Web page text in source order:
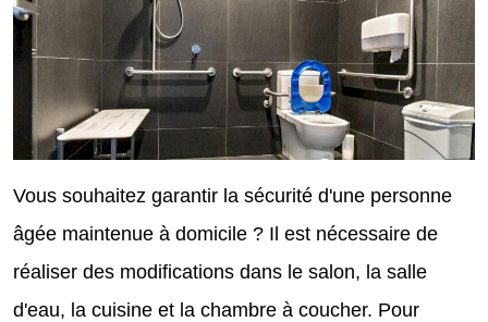
Vous souhaitez garantir la sécurité d'une personne
âgée maintenue à domicile ? Il est nécessaire de
réaliser des modifications dans le salon, la salle
d'eau, la cuisine et la chambre à coucher. Pour